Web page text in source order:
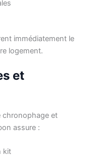
immédiatement le
logement.
et
chronophage et
assure :
kit